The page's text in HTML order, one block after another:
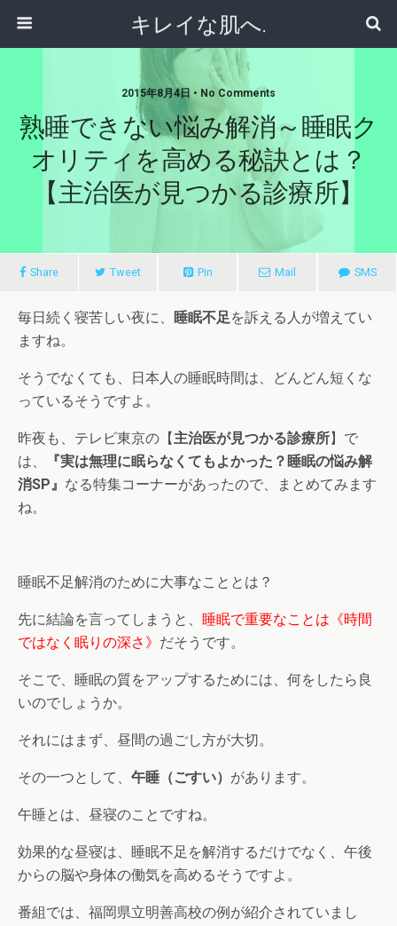
キレイな肌へ.
2015年8月4日 • No Comments
熟睡できない悩み解消～睡眠ク
オリティを高める秘訣とは？
【主治医が見つかる診療所】
Share Tweet Pin Mail SMS
毎日続く寝苦しい夜に、 睡眠不足を訴える人が増えてい
ますね。
そうでなくても、日本人の睡眠時間は、どんどん短くな
っているそうですよ。
昨夜も、テレビ東京の【主治医が見つかる診療所】で
は、
『実は無理に眠らなくてもよかった？睡眠の悩み解
消SP』 なる特集コーナーがあったので、まとめてみます
ね。
睡眠不足解消のために大事なこととは？
先に結論を言ってしまうと、 睡眠で重要なことは《時間
ではなく眠りの深さ》 だそうです。
そこで、睡眠の質をアップするためには、何をしたら良
いのでしょうか。
それにはまず、昼間の過ごし方が大切。
その一つとして、 午睡（ごすい） があります。
午睡とは、昼寝のことですね。
効果的な昼寝は、睡眠不足を解消するだけでなく、午後
からの脳や身体の働気を高めるそうですよ。
番組では、福岡県立明善高校の例が紹介されていまし